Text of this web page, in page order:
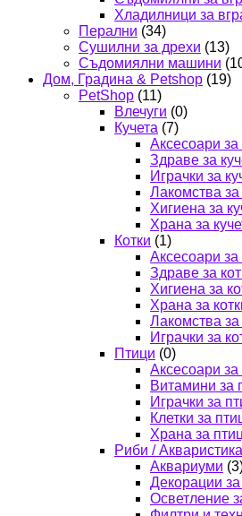
Хладилници за
Перални (34)
Сушилни за дрехи (13)
Съдомиялни машини
Дом, Градина & Petshop (19)
PetShop (11)
Влечуги (0)
Кучета (7)
Аксесоари за
Здраве за
Играчки за
Лакомства за
Хигиена за
Храна за
Котки (1)
Аксесоари за
Здраве за
Хигиена за
Храна за
Лакомства за
Играчки за
Птици (0)
Аксесоари за
Витамини за
Играчки за
Клетки за
Храна за
Риби / Акваристика
Аквариуми
Декорации
Осветление